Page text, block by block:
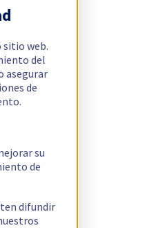
web.
del
asegurar
de
su
de
difundir